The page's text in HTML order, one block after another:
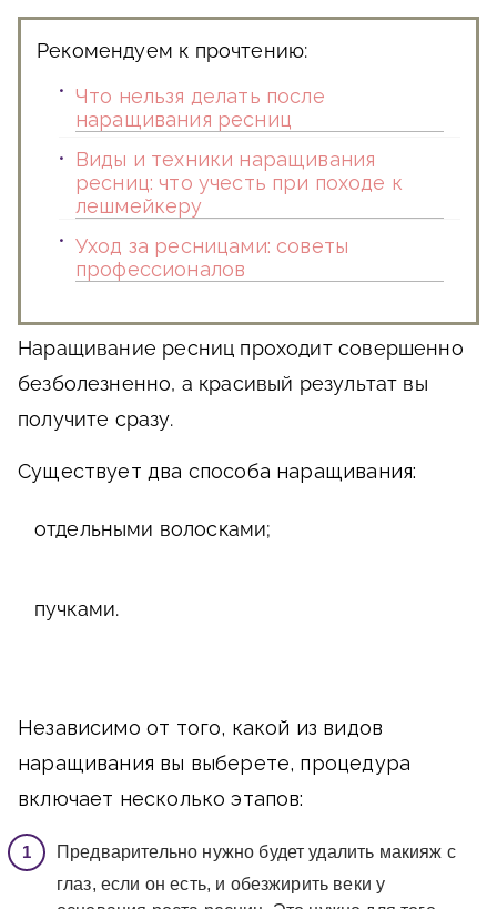
Рекомендуем к прочтению:
Что нельзя делать после
наращивания ресниц
Виды и техники наращивания
ресниц: что учесть при походе к
лешмейкеру
Уход за ресницами: советы
профессионалов
Наращивание ресниц проходит совершенно
безболезненно, а красивый результат вы
получите сразу.
Существует два способа наращивания:
отдельными волосками;
пучками.
Независимо от того, какой из видов
наращивания вы выберете, процедура
включает несколько этапов:
Предварительно нужно будет удалить макияж с
глаз, если он есть, и обезжирить веки у